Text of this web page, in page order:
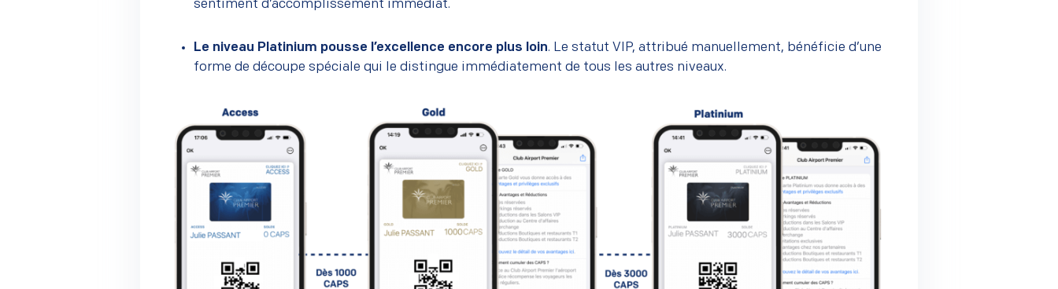
sentiment d’accomplissement immédiat.
Le niveau Platinium pousse l’excellence encore plus loin. Le statut VIP, attribué manuellement, bénéficie d’une
forme de découpe spéciale qui le distingue immédiatement de tous les autres niveaux.